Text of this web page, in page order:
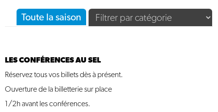
Toute la saison
LES CONFÉRENCES AU SEL
Réservez tous vos billets dès à présent.
Ouverture de la billetterie sur place
1/2h avant les conférences.